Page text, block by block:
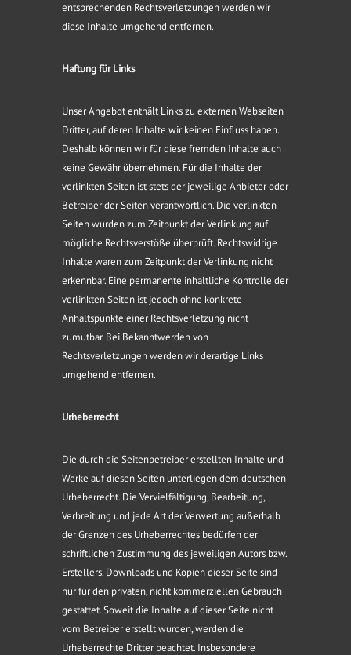
entsprechenden Rechtsverletzungen werden wir
diese Inhalte umgehend entfernen.
Haftung für Links
Unser Angebot enthält Links zu externen Webseiten
Dritter, auf deren Inhalte wir keinen Einfluss haben.
Deshalb können wir für diese fremden Inhalte auch
keine Gewähr übernehmen. Für die Inhalte der
verlinkten Seiten ist stets der jeweilige Anbieter oder
Betreiber der Seiten verantwortlich. Die verlinkten
Seiten wurden zum Zeitpunkt der Verlinkung auf
mögliche Rechtsverstöße überprüft. Rechtswidrige
Inhalte waren zum Zeitpunkt der Verlinkung nicht
erkennbar. Eine permanente inhaltliche Kontrolle der
verlinkten Seiten ist jedoch ohne konkrete
Anhaltspunkte einer Rechtsverletzung nicht
zumutbar. Bei Bekanntwerden von
Rechtsverletzungen werden wir derartige Links
umgehend entfernen.
Urheberrecht
Die durch die Seitenbetreiber erstellten Inhalte und
Werke auf diesen Seiten unterliegen dem deutschen
Urheberrecht. Die Vervielfältigung, Bearbeitung,
Verbreitung und jede Art der Verwertung außerhalb
der Grenzen des Urheberrechtes bedürfen der
schriftlichen Zustimmung des jeweiligen Autors bzw.
Erstellers. Downloads und Kopien dieser Seite sind
nur für den privaten, nicht kommerziellen Gebrauch
gestattet. Soweit die Inhalte auf dieser Seite nicht
vom Betreiber erstellt wurden, werden die
Urheberrechte Dritter beachtet. Insbesondere